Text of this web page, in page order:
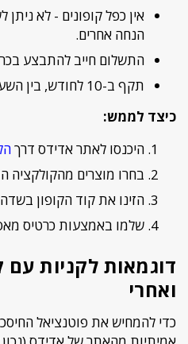
אין כפל קופונים - לא
הנחה אחרים.
התשלום חייב להתבצע
תקף ב-10 לחודש, בין השעות 00:00 ל-23:59.
כיצד לממש:
היכנסו לאתר אדידס דרך
בחרו מוצרים
הזינו את קוד הקופון
שלמו באמצעות כרטיס
דוגמאות לקניות עם
ואחרי
כדי להמחיש את פוטנציאל